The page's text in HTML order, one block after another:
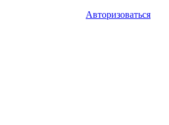
Авторизоваться